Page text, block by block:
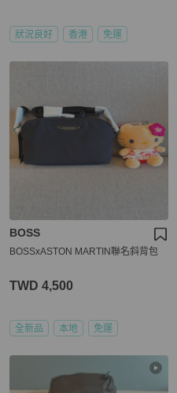
狀況良好 香港 免運
BOSS
BOSSxASTON MARTIN聯名斜背包
TWD 4,500
全新品 本地 免運